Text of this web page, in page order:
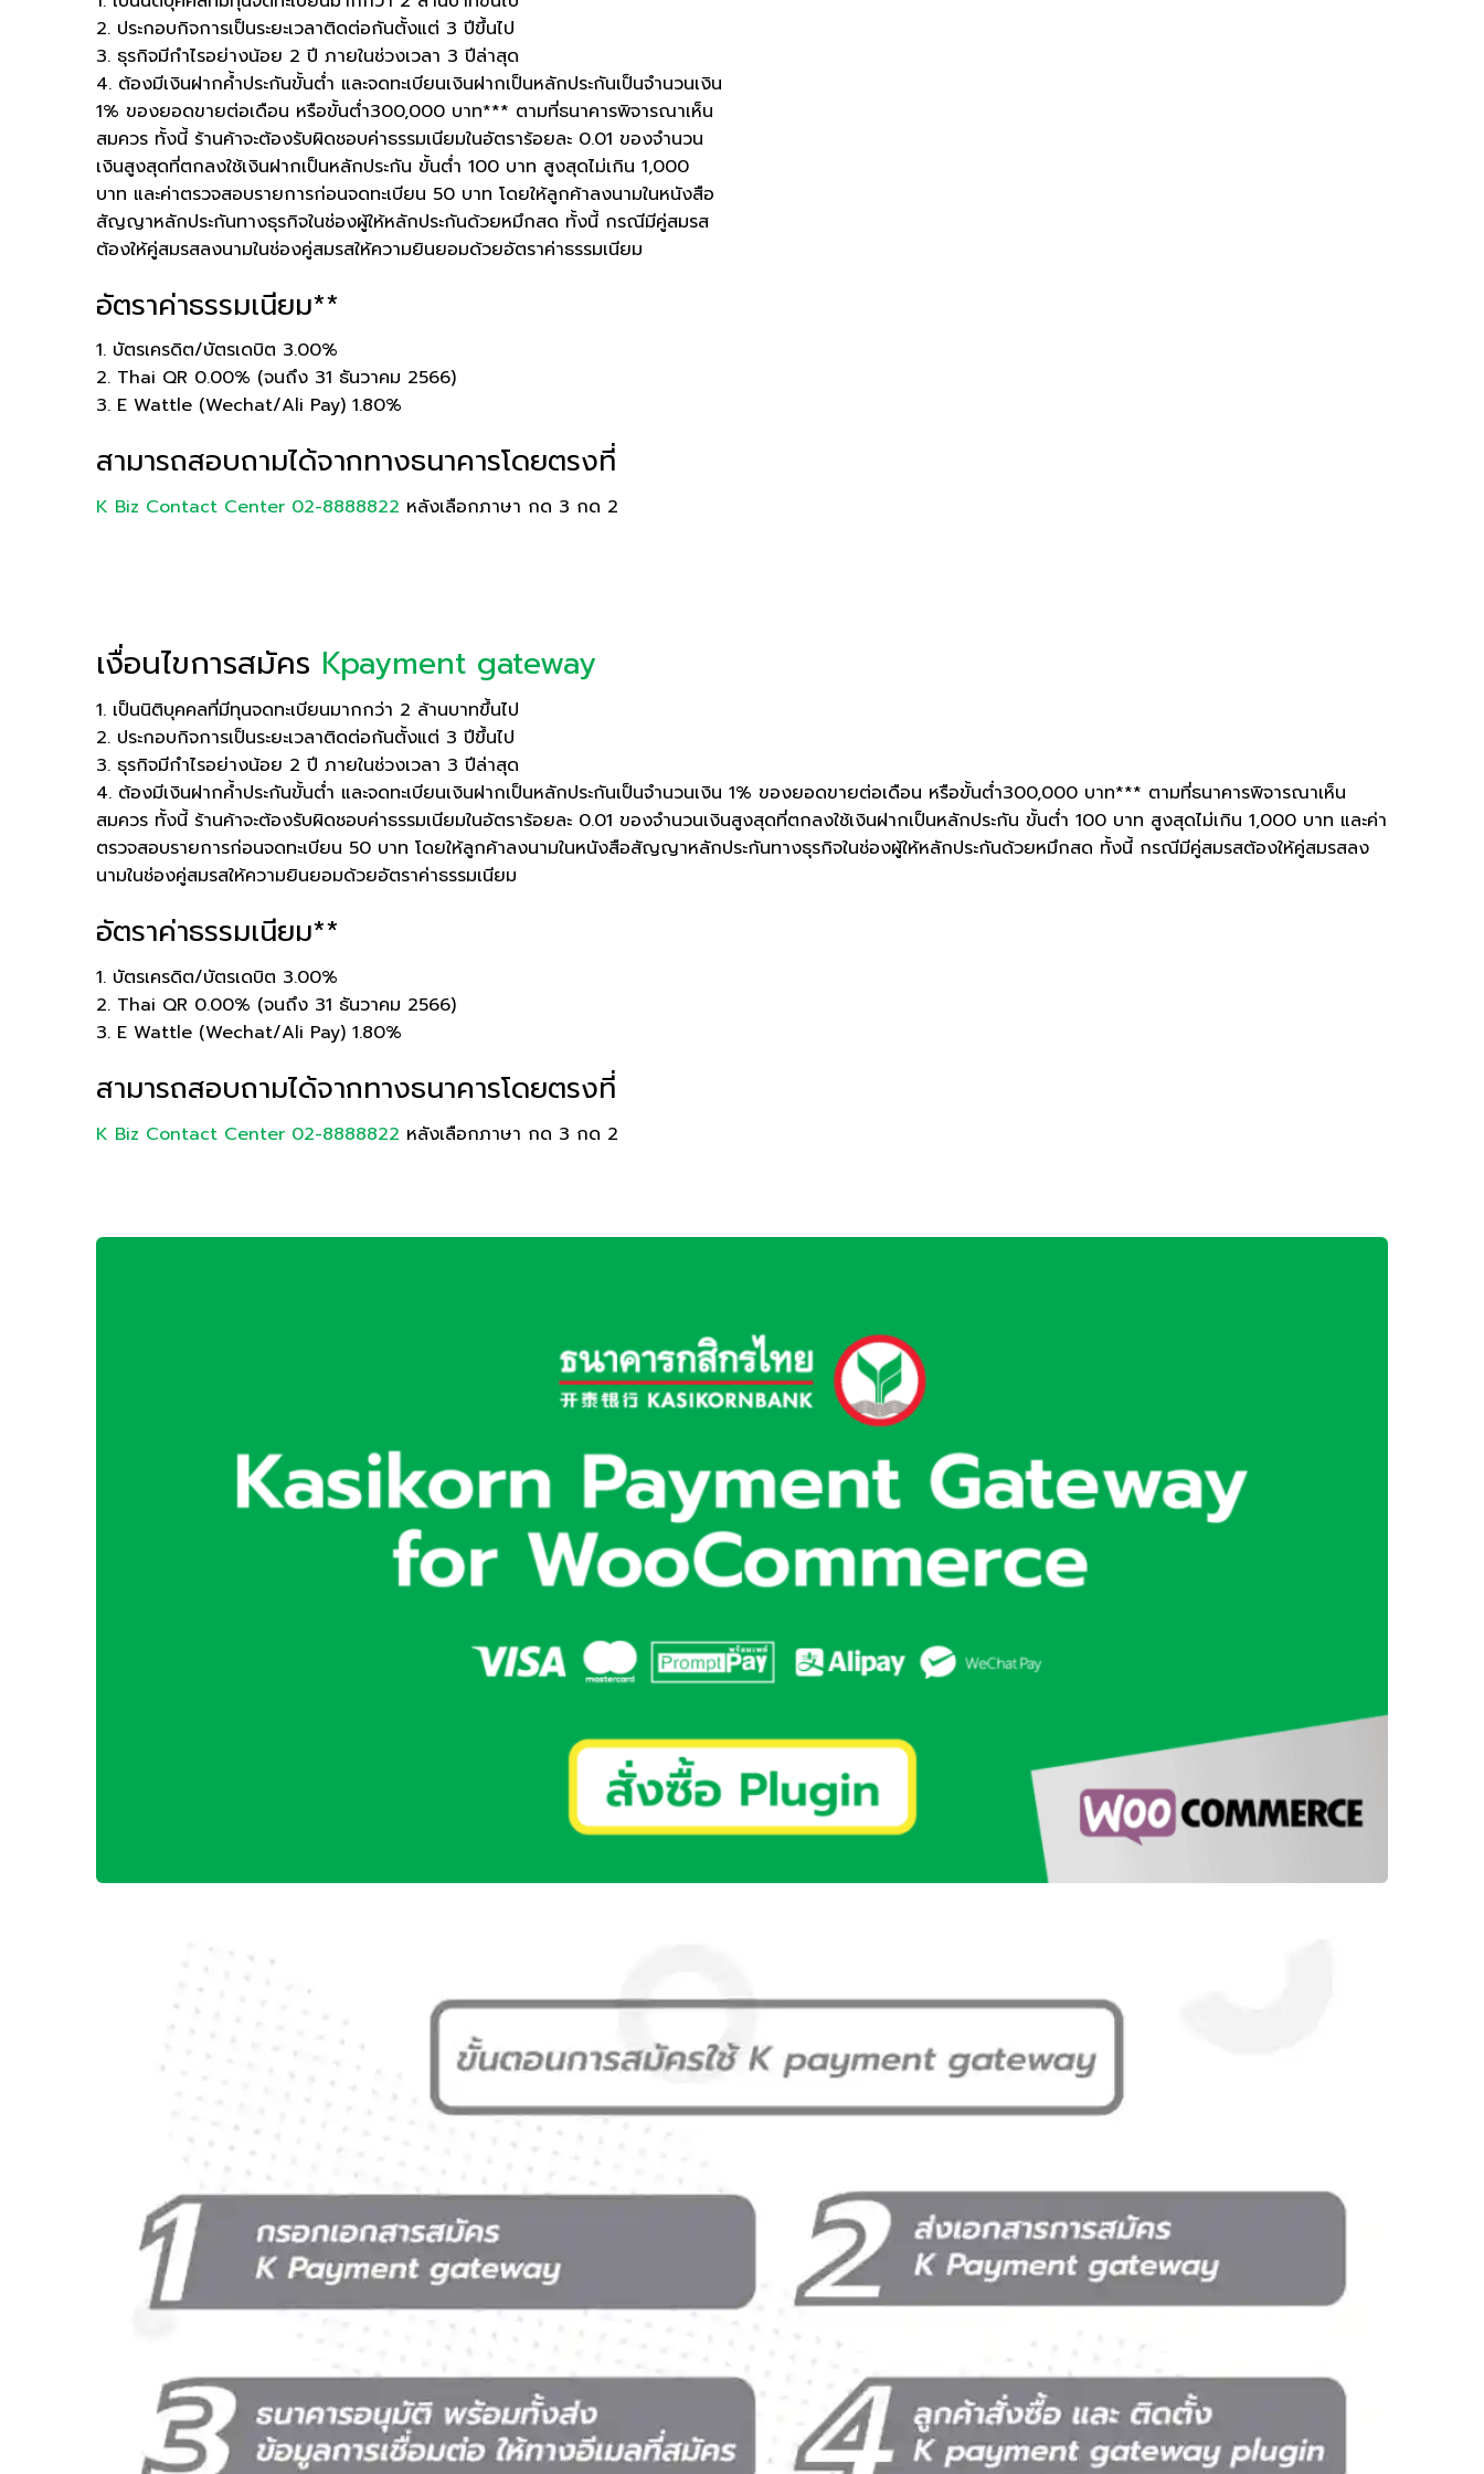
2. ประกอบกิจการเป็นระยะเวลาติดต่อกันตั้งแต่ 3 ปีขึ้นไป
3. ธุรกิจมีกำไรอย่างน้อย 2 ปี ภายในช่วงเวลา 3 ปีล่าสุด
4. ต้องมีเงินฝากคํ้าประกันขั้นตํ่า และจดทะเบียนเงินฝากเป็นหลักประกันเป็นจำนวนเงิน
1% ของยอดขายต่อเดือน หรือขั้นตํ่า300,000 บาท*** ตามที่ธนาคารพิจารณาเห็น
สมควร ทั้งนี้ ร้านค้าจะต้องรับผิดชอบค่าธรรมเนียมในอัตราร้อยละ 0.01 ของจำนวน
เงินสูงสุดที่ตกลงใช้เงินฝากเป็นหลักประกัน ขั้นตํ่า 100 บาท สูงสุดไม่เกิน 1,000
บาท และค่าตรวจสอบรายการก่อนจดทะเบียน 50 บาท โดยให้ลูกค้าลงนามในหนังสือ
สัญญาหลักประกันทางธุรกิจในช่องผู้ให้หลักประกันด้วยหมึกสด ทั้งนี้ กรณีมีคู่สมรส
ต้องให้คู่สมรสลงนามในช่องคู่สมรสให้ความยินยอมด้วยอัตราค่าธรรมเนียม
อัตราค่าธรรมเนียม**
1. บัตรเครดิต/บัตรเดบิต 3.00%
2. Thai QR 0.00% (จนถึง 31 ธันวาคม 2566)
3. E Wattle (Wechat/Ali Pay) 1.80%
สามารถสอบถามได้จากทางธนาคารโดยตรงที่
K Biz Contact Center 02-8888822 หลังเลือกภาษา กด 3 กด 2
เงื่อนไขการสมัคร Kpayment gateway
1. เป็นนิติบุคคลที่มีทุนจดทะเบียนมากกว่า 2 ล้านบาทขึ้นไป
2. ประกอบกิจการเป็นระยะเวลาติดต่อกันตั้งแต่ 3 ปีขึ้นไป
3. ธุรกิจมีกำไรอย่างน้อย 2 ปี ภายในช่วงเวลา 3 ปีล่าสุด
4. ต้องมีเงินฝากคํ้าประกันขั้นตํ่า และจดทะเบียนเงินฝากเป็นหลักประกันเป็นจำนวนเงิน 1% ของยอดขายต่อเดือน หรือขั้นตํ่า300,000 บาท*** ตามที่ธนาคารพิจารณาเห็น
สมควร ทั้งนี้ ร้านค้าจะต้องรับผิดชอบค่าธรรมเนียมในอัตราร้อยละ 0.01 ของจำนวนเงินสูงสุดที่ตกลงใช้เงินฝากเป็นหลักประกัน ขั้นตํ่า 100 บาท สูงสุดไม่เกิน 1,000 บาท และค่า
ตรวจสอบรายการก่อนจดทะเบียน 50 บาท โดยให้ลูกค้าลงนามในหนังสือสัญญาหลักประกันทางธุรกิจในช่องผู้ให้หลักประกันด้วยหมึกสด ทั้งนี้ กรณีมีคู่สมรสต้องให้คู่สมรสลง
นามในช่องคู่สมรสให้ความยินยอมด้วยอัตราค่าธรรมเนียม
อัตราค่าธรรมเนียม**
1. บัตรเครดิต/บัตรเดบิต 3.00%
2. Thai QR 0.00% (จนถึง 31 ธันวาคม 2566)
3. E Wattle (Wechat/Ali Pay) 1.80%
สามารถสอบถามได้จากทางธนาคารโดยตรงที่
K Biz Contact Center 02-8888822 หลังเลือกภาษา กด 3 กด 2